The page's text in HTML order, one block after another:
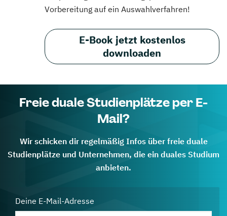
Vorbereitung auf ein Auswahlverfahren!
E-Book jetzt kostenlos
downloaden
Freie duale Studienplätze per E-
Mail?
Wir schicken dir regelmäßig Infos über freie duale
Studienplätze und Unternehmen, die ein duales Studium
anbieten.
Deine E-Mail-Adresse